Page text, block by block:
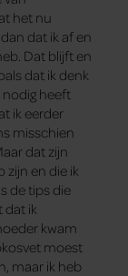
het nu
dat ik af en
Dat blijft en
dat ik denk
heeft
ik eerder
misschien
dat zijn
zijn en die ik
de tips die
dat ik
kwam
moest
maar ik heb